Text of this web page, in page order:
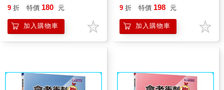
9 折 特價 180 元
加入購物車
9 折 特價 198 元
加入購物車